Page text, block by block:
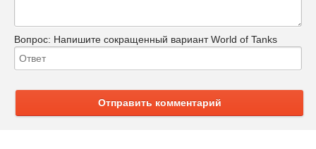
Вопрос: Напишите сокращенный вариант World of Tanks
Отправить комментарий